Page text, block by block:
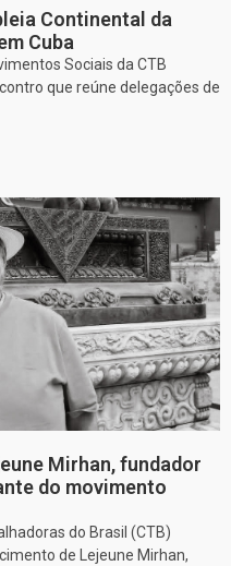
Continental da
Cuba
Sociais da CTB
que reúne delegações de
Mirhan, fundador
do movimento
do Brasil (CTB)
de Lejeune Mirhan,